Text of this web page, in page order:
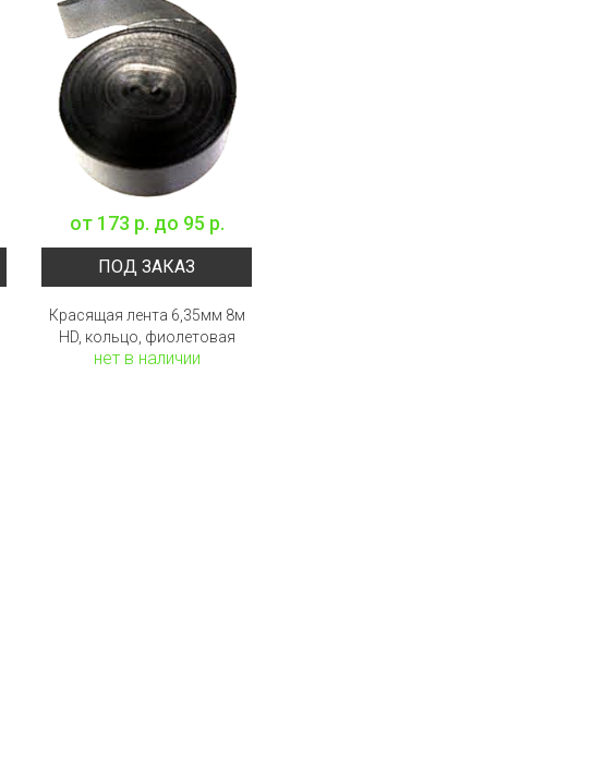
от 173 р. до 95 р.
ПОД ЗАКАЗ
Красящая лента 6,35мм 8м
HD, кольцо, фиолетовая
нет в наличии